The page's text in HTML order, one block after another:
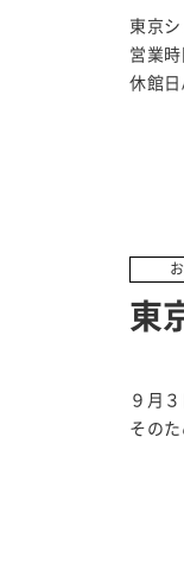
東京
営業
休館
東
９月
その